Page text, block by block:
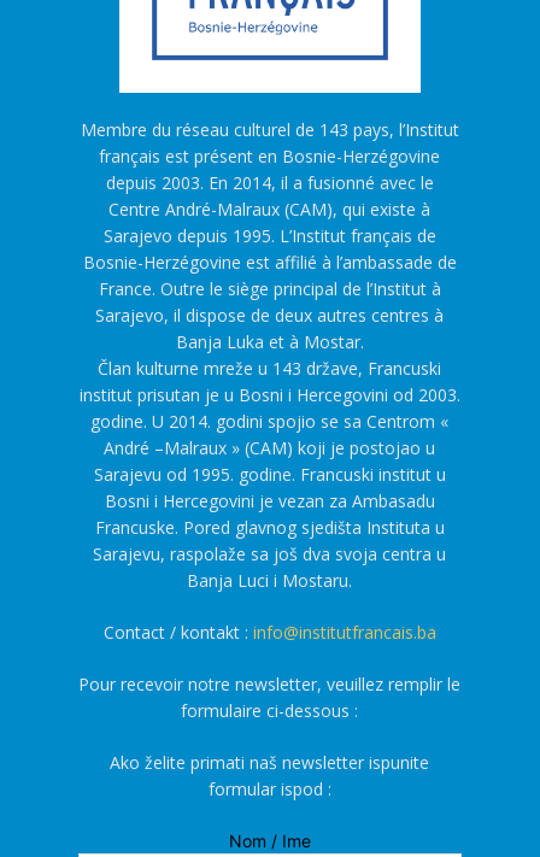
Membre du réseau culturel de 143 pays, l’Institut
français est présent en Bosnie-Herzégovine
depuis 2003. En 2014, il a fusionné avec le
Centre André-Malraux (CAM), qui existe à
Sarajevo depuis 1995. L’Institut français de
Bosnie-Herzégovine est affilié à l’ambassade de
France. Outre le siège principal de l’Institut à
Sarajevo, il dispose de deux autres centres à
Banja Luka et à Mostar.
Član kulturne mreže u 143 države, Francuski
institut prisutan je u Bosni i Hercegovini od 2003.
godine. U 2014. godini spojio se sa Centrom «
André –Malraux » (CAM) koji je postojao u
Sarajevu od 1995. godine. Francuski institut u
Bosni i Hercegovini je vezan za Ambasadu
Francuske. Pored glavnog sjedišta Instituta u
Sarajevu, raspolaže sa još dva svoja centra u
Banja Luci i Mostaru.
Contact / kontakt : info@institutfrancais.ba
Pour recevoir notre newsletter, veuillez remplir le
formulaire ci-dessous :
Ako želite primati naš newsletter ispunite
formular ispod :
Nom / Ime